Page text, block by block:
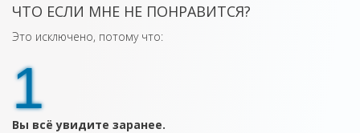
ЧТО ЕСЛИ МНЕ НЕ ПОНРАВИТСЯ?
Это исключено, потому что:
1
Вы всё увидите заранее.